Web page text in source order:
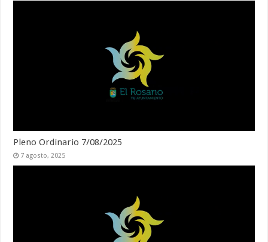
Pleno Ordinario 7/08/2025
7 agosto, 2025